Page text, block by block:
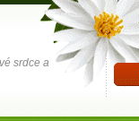
srdce a